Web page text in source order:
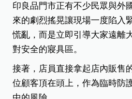
印良品門市正有不少民眾與外
來的劇烈搖晃讓現場一度陷入
慌亂，而是立即引導大家遠離
對安全的寢具區。
接著，店員直接拿起店內販售
位顧客頂在頭上，作為臨時防